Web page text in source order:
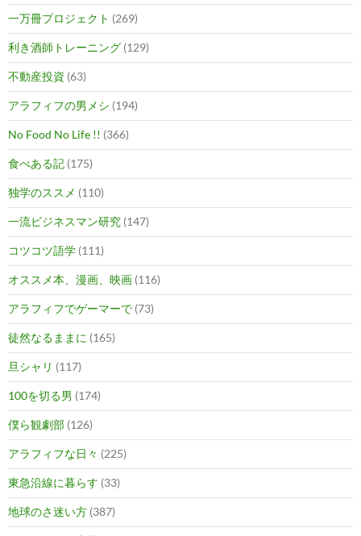
一万冊プロジェクト (269)
利き酒師トレーニング (129)
不動産投資 (63)
アラフィフの男メシ (194)
No Food No Life !! (366)
食べある記 (175)
独学のススメ (110)
一流ビジネスマン研究 (147)
コツコツ語学 (111)
オススメ本、漫画、映画 (116)
アラフィフでゲーマーで (73)
徒然なるままに (165)
旦シャリ (117)
100を切る男 (174)
僕ら観劇部 (126)
アラフィフな日々 (225)
東急沿線に暮らす (33)
地球のさ迷い方 (387)